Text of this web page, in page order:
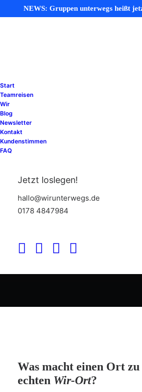
NEWS: Gruppen unterwegs heißt
Start
Teamreisen
Wir
Blog
Newsletter
Kontakt
Kundenstimmen
FAQ
Jetzt loslegen!
hallo@wirunterwegs.de
0178 4847984
starke
Was macht einen Ort zu
echten Wir-Ort?